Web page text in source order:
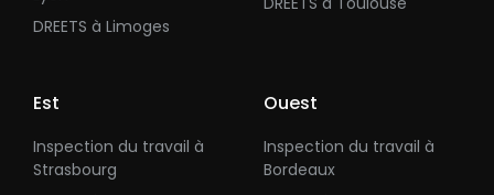
DREETS à Limoges
Est
Inspection du travail à
Strasbourg
Ouest
Inspection du travail à
Bordeaux